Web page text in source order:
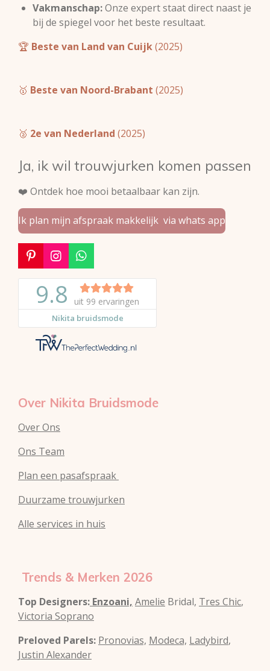
Vakmanschap:Onze expert staat direct naast je
bij de spiegel voor het beste resultaat.
🏆 Beste van Land van Cuijk(2025)
🥇 Beste van Noord-Brabant (2025)
🥈 2e van Nederland (2025)
Ja, ik wil trouwjurken komen passen
❤️ Ontdek hoe mooi betaalbaar kan zijn.
Ik plan mijn afspraak makkelijk via whats app
P
i
n
e
e
I
n
s
t
a
g
r
a
m
W
h
a
t
s
A
p
Over Nikita Bruidsmode
Over Ons
Ons Team
Plan een pasafspraak
Duurzame trouwjurken
Alle services in huis
Trends & Merken 2026
Top Designers: Enzoani, Amelie Bridal, Tres Chic,
Victoria Soprano
Preloved Parels: Pronovias, Modeca, Ladybird,
Justin Alexander